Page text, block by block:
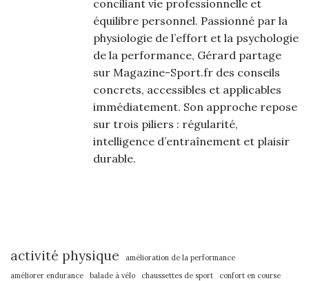
conciliant vie professionnelle et
équilibre personnel. Passionné par la
physiologie de l’effort et la psychologie
de la performance, Gérard partage
sur Magazine-Sport.fr des conseils
concrets, accessibles et applicables
immédiatement. Son approche repose
sur trois piliers : régularité,
intelligence d’entraînement et plaisir
durable.
activité physique
amélioration de la performance
améliorer endurance
balade à vélo chaussettes de sport confort en course